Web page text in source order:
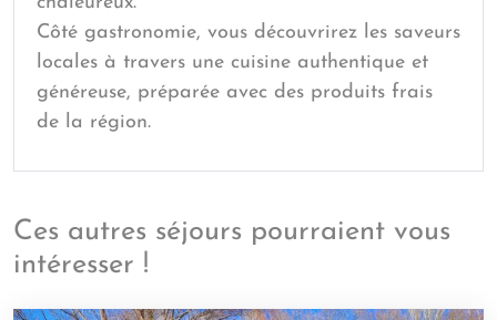
Côté gastronomie, vous découvrirez les saveurs
locales à travers une cuisine authentique et
généreuse, préparée avec des produits frais
de la région.
Ces autres séjours pourraient vous
intéresser !